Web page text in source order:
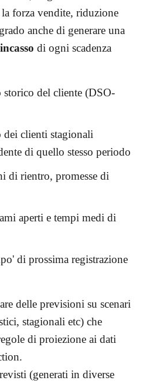
forza vendite, riduzione
anche di generare una
di ogni scadenza
storico del cliente (DSO-
dei clienti stagionali
di quello stesso periodo
di rientro, promesse di
aperti e tempi medi di
di prossima registrazione
delle previsioni su scenari
stagionali etc) che
di proiezione ai dati
(generati in diverse